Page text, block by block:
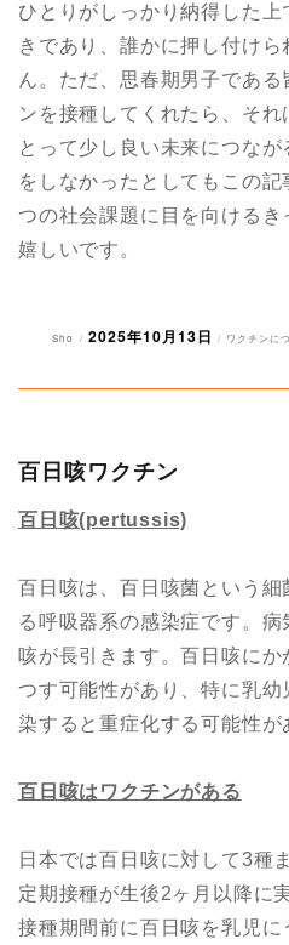
ひとりがしっかり納得した
きであり、誰かに押し付け
ん。ただ、思春期男子であ
ンを接種してくれたら、そ
とって少し良い未来につな
をしなかったとしてもこの
つの社会課題に目を向けるき
嬉しいです。
投
Sho
投
2025年10月13日
カ
ワクチンに
百日咳ワクチン
百日咳(pertussis)
百日咳は、百日咳菌という
る呼吸器系の感染症です。
咳が長引きます。百日咳にか
つす可能性があり、特に乳
染すると重症化する可能性が
百日咳はワクチンがある
日本では百日咳に対して3種
定期接種が生後2ヶ月以降に
接種期間前に百日咳を乳児